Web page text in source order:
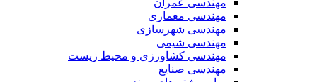
مهندسی عمران
مهندسی معماری
مهندسی شهرسازی
مهندسی شیمی
مهندسی کشاورزی و محیط زیست
مهندسی صنایع